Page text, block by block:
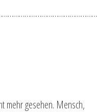
mehr gesehen. Mensch,